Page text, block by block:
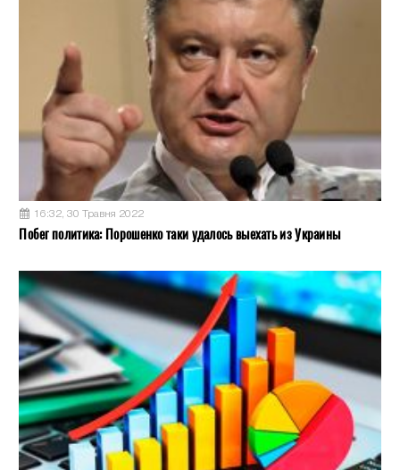
16:32, 30 Травня 2022
Побег политика: Порошенко таки удалось выехать из Украины